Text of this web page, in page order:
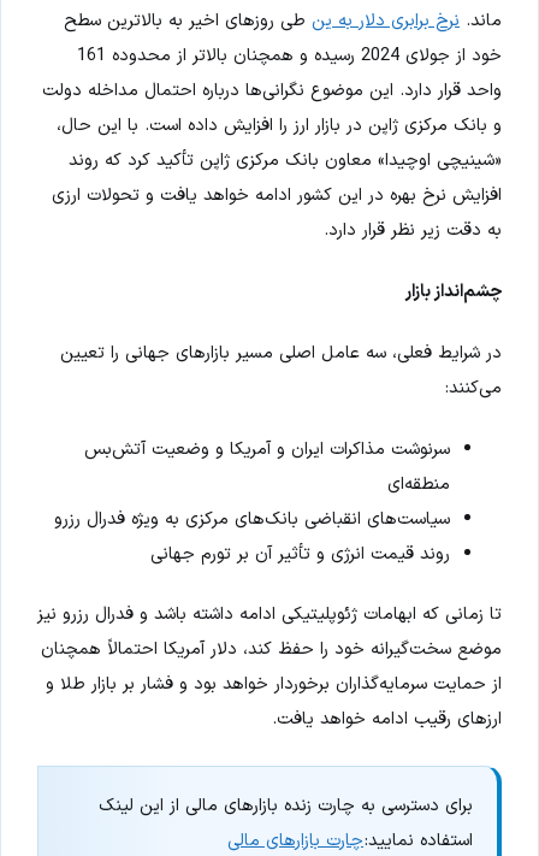
ماند. نرخ برابری دلار به ین طی روزهای اخیر به بالاترین سطح
خود از جولای 2024 رسیده و همچنان بالاتر از محدوده 161
واحد قرار دارد. این موضوع نگرانی‌ها درباره احتمال مداخله دولت
و بانک مرکزی ژاپن در بازار ارز را افزایش داده است. با این حال،
«شینیچی اوچیدا» معاون بانک مرکزی ژاپن تأکید کرد که روند
افزایش نرخ بهره در این کشور ادامه خواهد یافت و تحولات ارزی
به دقت زیر نظر قرار دارد.
چشم‌انداز بازار
در شرایط فعلی، سه عامل اصلی مسیر بازارهای جهانی را تعیین
می‌کنند:
سرنوشت مذاکرات ایران و آمریکا و وضعیت آتش‌بس
منطقه‌ای
سیاست‌های انقباضی بانک‌های مرکزی به ویژه فدرال رزرو
روند قیمت انرژی و تأثیر آن بر تورم جهانی
تا زمانی که ابهامات ژئوپلیتیکی ادامه داشته باشد و فدرال رزرو نیز
موضع سخت‌گیرانه خود را حفظ کند، دلار آمریکا احتمالاً همچنان
از حمایت سرمایه‌گذاران برخوردار خواهد بود و فشار بر بازار طلا و
ارزهای رقیب ادامه خواهد یافت.
برای دسترسی به چارت زنده بازارهای مالی از این لینک
استفاده نمایید:چارت بازارهای مالی